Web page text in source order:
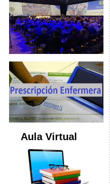
Aula Virtual